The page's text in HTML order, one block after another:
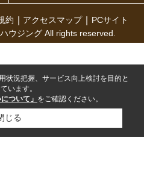
約 アクセスマップ
PCサイト
ウジング All rights reserved.
状況把握、サービス向上検討を目的と
います。
ついて」 をご確認ください。
じる